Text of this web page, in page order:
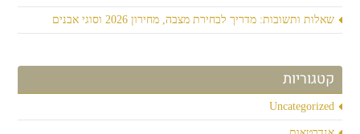
שאלות ותשובות: מדריך לבחירת מצבה, מחירון 2026 וסוגי אבנים
קטגוריות
Uncategorized